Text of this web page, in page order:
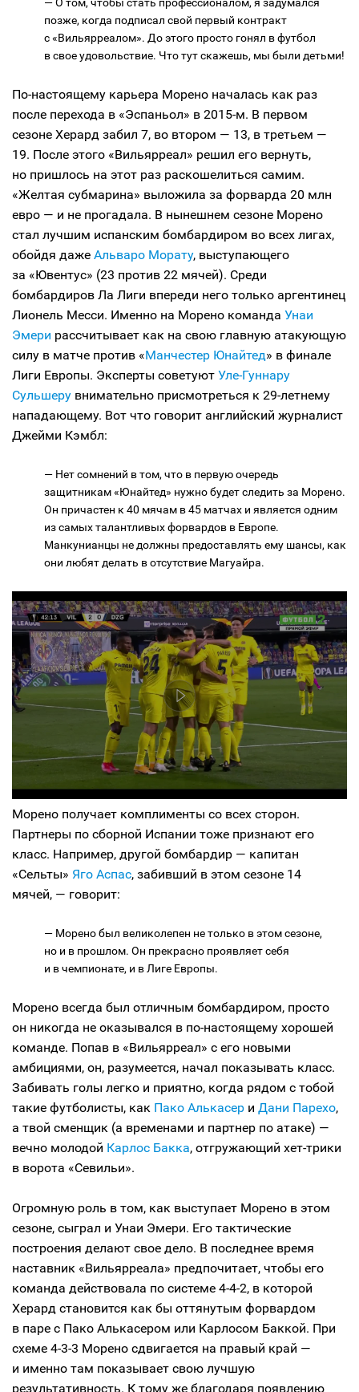
позже, когда подписал свой первый контракт
с «Вильярреалом». До этого просто гонял в футбол
в свое удовольствие. Что тут скажешь, мы были детьми!
По-настоящему карьера Морено началась как раз
после перехода в «Эспаньол» в 2015-м. В первом
сезоне Херард забил 7, во втором — 13, в третьем —
19. После этого «Вильярреал» решил его вернуть,
но пришлось на этот раз раскошелиться самим.
«Желтая субмарина» выложила за форварда 20 млн
евро — и не прогадала. В нынешнем сезоне Морено
стал лучшим испанским бомбардиром во всех лигах,
обойдя даже Альваро Морату, выступающего
за «Ювентус» (23 против 22 мячей). Среди
бомбардиров Ла Лиги впереди него только аргентинец
Лионель Месси. Именно на Морено команда Унаи
Эмери рассчитывает как на свою главную атакующую
силу в матче против «Манчестер Юнайтед» в финале
Лиги Европы. Эксперты советуют Уле-Гуннару
Сульшеру внимательно присмотреться к 29-летнему
нападающему. Вот что говорит английский журналист
Джейми Кэмбл:
— Нет сомнений в том, что в первую очередь
защитникам «Юнайтед» нужно будет следить за Морено.
Он причастен к 40 мячам в 45 матчах и является одним
из самых талантливых форвардов в Европе.
Манкунианцы не должны предоставлять ему шансы, как
они любят делать в отсутствие Магуайра.
Морено получает комплименты со всех сторон.
Партнеры по сборной Испании тоже признают его
класс. Например, другой бомбардир — капитан
«Сельты» Яго Аспас, забивший в этом сезоне 14
мячей, — говорит:
— Морено был великолепен не только в этом сезоне,
но и в прошлом. Он прекрасно проявляет себя
и в чемпионате, и в Лиге Европы.
Морено всегда был отличным бомбардиром, просто
он никогда не оказывался в по-настоящему хорошей
команде. Попав в «Вильярреал» с его новыми
амбициями, он, разумеется, начал показывать класс.
Забивать голы легко и приятно, когда рядом с тобой
такие футболисты, как Пако Алькасер и Дани Парехо,
а твой сменщик (а временами и партнер по атаке) —
вечно молодой Карлос Бакка, отгружающий хет-трики
в ворота «Севильи».
Огромную роль в том, как выступает Морено в этом
сезоне, сыграл и Унаи Эмери. Его тактические
построения делают свое дело. В последнее время
наставник «Вильярреала» предпочитает, чтобы его
команда действовала по системе 4-4-2, в которой
Херард становится как бы оттянутым форвардом
в паре с Пако Алькасером или Карлосом Баккой. При
схеме 4-3-3 Морено сдвигается на правый край —
и именно там показывает свою лучшую
результативность. К тому же благодаря появлению